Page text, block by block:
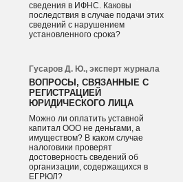
сведения в ИФНС. Каковы
последствия в случае подачи этих
сведений с нарушением
установленного срока?
Гусаров Д. Ю., эксперт журнала
ВОПРОСЫ, СВЯЗАННЫЕ С
РЕГИСТРАЦИЕЙ
ЮРИДИЧЕСКОГО ЛИЦА
Можно ли оплатить уставной
капитал ООО не деньгами, а
имуществом? В каком случае
налоговики проверят
достоверность сведений об
организации, содержащихся в
ЕГРЮЛ?